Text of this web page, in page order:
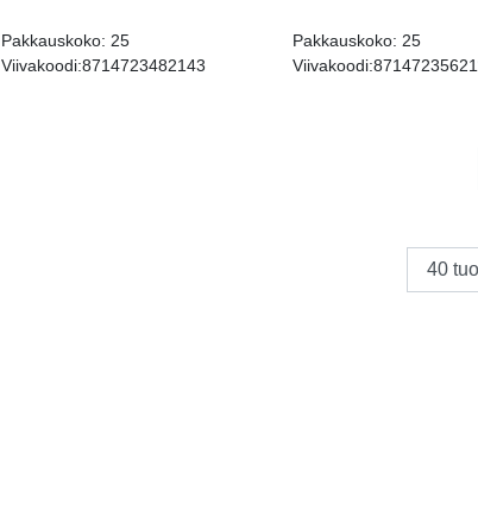
Pakkauskoko: 25
Viivakoodi:8714723482143
Pakkauskoko: 25
Viivakoodi: